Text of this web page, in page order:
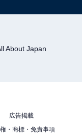
ナップル、アプ
ンチ果肉ソース
てしまいまし
About Japan
広告掲載
・商標・免責事項